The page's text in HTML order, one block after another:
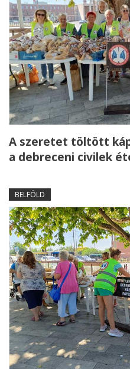
A szeretet töltött
a debreceni civilek
BELFÖLD